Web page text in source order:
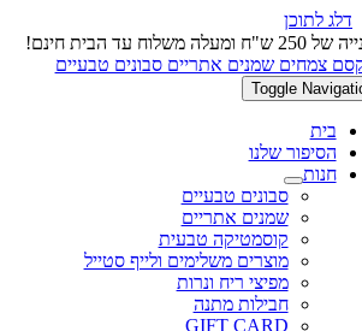
דלג לתוכן
ומעלה משלוח עד הבית חינם!
Toggle
בית
הסיפור שלנו
חנות
סבונים טבעיים
שמנים אתריים
קוסמטיקה טבעית
מוצרים משלימים ולייף סטייל
מפיצי ריח ונרות
חבילות מתנה
GIFT CARD